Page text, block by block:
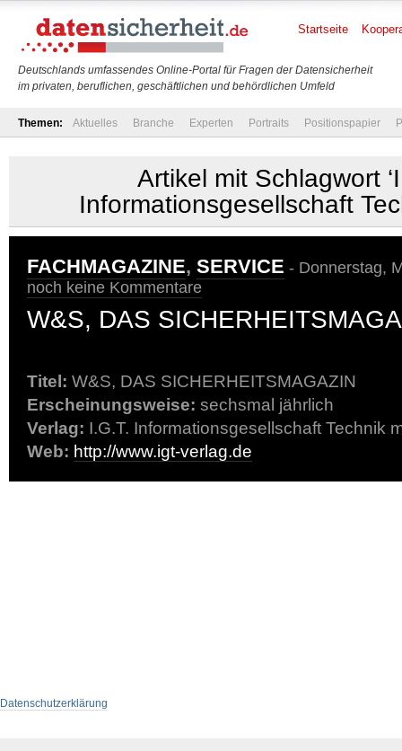
Deutschlands umfassendes Online-Portal für Fragen der Datensicherheit
im privaten, beruflichen, geschäftlichen und behördlichen Umfeld
Startseite
Themen: Aktuelles Branche Experten Portraits Positionspapier
Artikel mit Schlagwort
Informationsgesellschaft
FACHMAGAZINE, SERVICE - Donnerstag,
noch keine Kommentare
W&S, DAS
Titel: W&S, DAS SICHERHEITSMAGAZIN
Erscheinungsweise: sechsmal jährlich
Verlag: I.G.T. Informationsgesellschaft Technik
Web: http://www.igt-verlag.de
Datenschutzerklärung